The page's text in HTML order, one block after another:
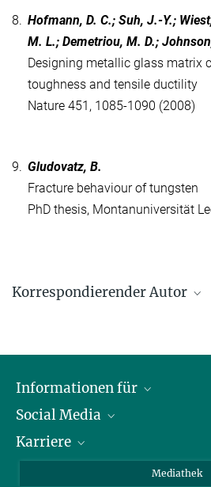
8. Hofmann, D. C.; Suh, J.-Y.;
M. L.; Demetriou, M. D.;
Designing metallic glass matrix
toughness and tensile ductility
Nature 451, 1085-1090 (2008)
9. Gludovatz, B.
Fracture behaviour of tungsten
PhD thesis, Montanuniversität
Korrespondierender Autor
Informationen für
Journalisten
Schule
Social Media
LinkedIn
Karriere
Mediathek